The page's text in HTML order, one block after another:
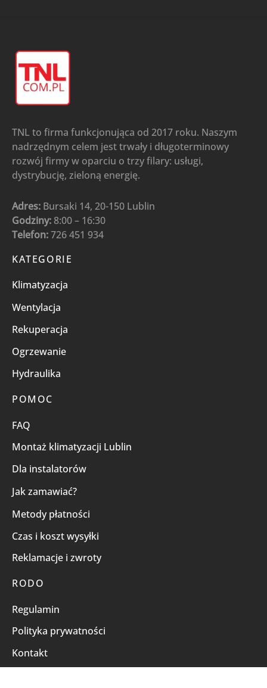
TNL to firma funkcjonująca od 2017 roku. Naszym
nadrzędnym celem jest trwały i długoterminowy
rozwój firmy w oparciu o trzy filary: usługi,
dystrybucję, zieloną energię.
Adres: Bursaki 14, 20-150 Lublin
Godziny: 8:00 – 16:30
Telefon:726 451 934
KATEGORIE
Klimatyzacja
Wentylacja
Rekuperacja
Ogrzewanie
Hydraulika
POMOC
FAQ
Montaż klimatyzacji Lublin
Dla instalatorów
Jak zamawiać?
Metody płatności
Czas i koszt wysyłki
Reklamacje i zwroty
RODO
Regulamin
Polityka prywatności
Kontakt